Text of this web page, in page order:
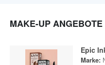
MAKE-UP ANGEBOTE
Epic
Marke: